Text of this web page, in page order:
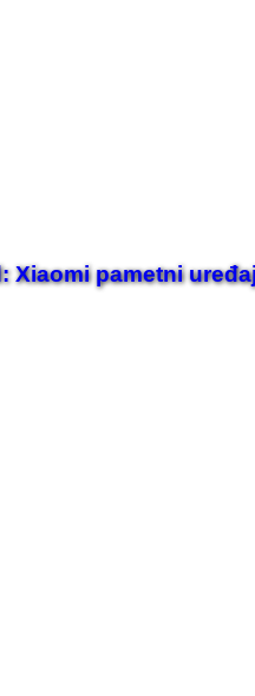
Xiaomi pametni
je nastajala
preklopne